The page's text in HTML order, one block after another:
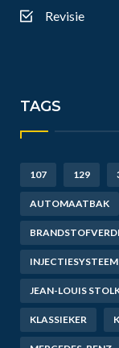
Revisie
TAGS
107 129
AUTOMAATBAK
INJECTIESYSTEEM
JEAN-LOUIS
KLASSIEKER